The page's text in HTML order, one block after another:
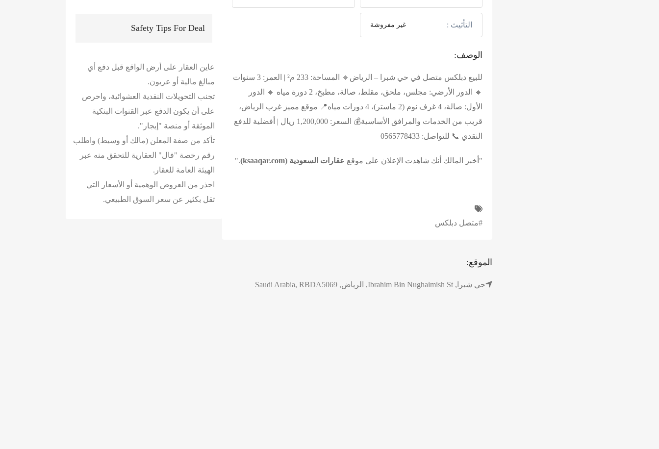
التأثيث : غير مفروشة
الوصف:
للبيع دبلكس متصل في حي شبرا – الرياض🔹 المساحة: 233 م² | العمر: 3 سنوات
🔹 الدور الأرضي: مجلس، ملحق، مقلط، صالة، مطبخ، 2 دورة مياه 🔹 الدور
الأول: صالة، 4 غرف نوم (2 ماستر)، 4 دورات مياه📍 موقع مميز غرب الرياض،
قريب من الخدمات والمرافق الأساسية💰 السعر: 1,200,000 ريال | أفضلية للدفع
النقدي 📞 للتواصل: 0565778433
"أخبر المالك أنك شاهدت الإعلان على موقع عقارات السعودية (ksaaqar.com) ."
#متصل دبلكس
الموقع:
حي شبرا, Ibrahim Bin Nughaimish St, الرياض, Saudi Arabia, RBDA5069
Safety Tips For Deal
عاين العقار على أرض الواقع قبل دفع أي
مبالغ مالية أو عربون.
تجنب التحويلات النقدية العشوائية، واحرص
على أن يكون الدفع عبر القنوات البنكية
الموثقة أو منصة "إيجار".
تأكد من صفة المعلن (مالك أو وسيط) واطلب
رقم رخصة "فال" العقارية للتحقق منه عبر
الهيئة العامة للعقار.
احذر من العروض الوهمية أو الأسعار التي
تقل بكثير عن سعر السوق الطبيعي.